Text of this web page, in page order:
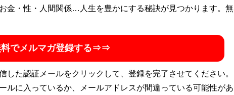
金・性・人間関係…人生を豊かにする秘訣が見つかります。無
でメルマガ登録する⇒⇒
た認証メールをクリックして、登録を完了させてください。
ルに入っているか、メールアドレスが間違っている可能性があ